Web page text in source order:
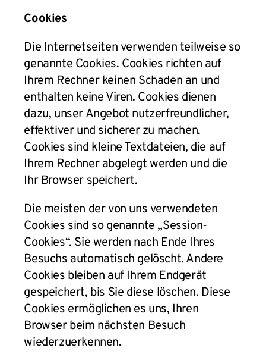
Cookies
Die Internetseiten verwenden teilweise so
genannte Cookies. Cookies richten auf
Ihrem Rechner keinen Schaden an und
enthalten keine Viren. Cookies dienen
dazu, unser Angebot nutzerfreundlicher,
effektiver und sicherer zu machen.
Cookies sind kleine Textdateien, die auf
Ihrem Rechner abgelegt werden und die
Ihr Browser speichert.
Die meisten der von uns verwendeten
Cookies sind so genannte „Session-
Cookies“. Sie werden nach Ende Ihres
Besuchs automatisch gelöscht. Andere
Cookies bleiben auf Ihrem Endgerät
gespeichert, bis Sie diese löschen. Diese
Cookies ermöglichen es uns, Ihren
Browser beim nächsten Besuch
wiederzuerkennen.